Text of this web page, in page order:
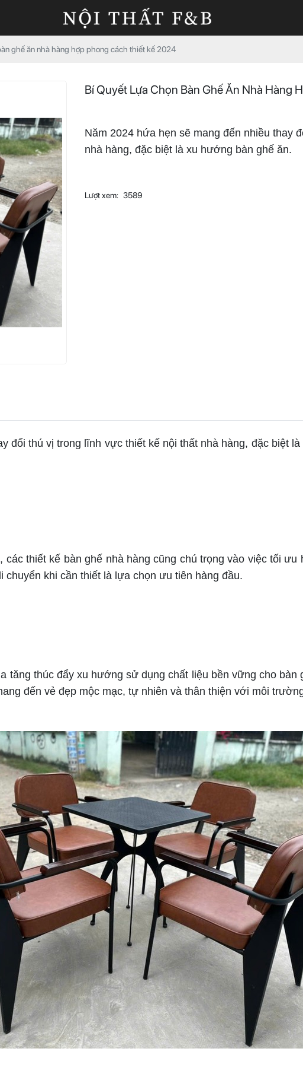
ghế ăn nhà hàng hợp phong cách thiết kế 2024
Bí Quyết Lựa Chọn Bàn Ghế Ăn Nhà Hàng
Năm 2024 hứa hẹn sẽ mang đến nhiều thay
nhà hàng, đặc biệt là xu hướng bàn ghế ăn.
Lượt xem: 3589
thú vị trong lĩnh vực thiết kế nội thất nhà hàng, đặc biệt
thiết kế bàn ghế nhà hàng cũng chú trọng vào việc tối ưu
chuyển khi cần thiết là lựa chọn ưu tiên hàng đầu.
thúc đẩy xu hướng sử dụng chất liệu bền vững cho bàn
đến vẻ đẹp mộc mạc, tự nhiên và thân thiện với môi